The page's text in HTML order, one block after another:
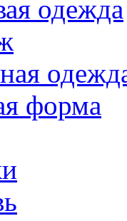
одежда
форма